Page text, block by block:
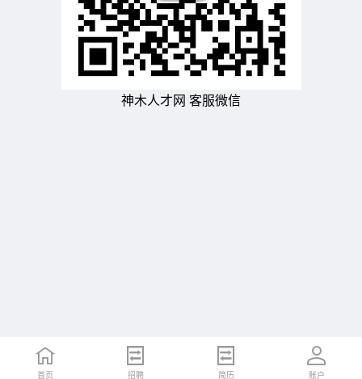
神木人才网 客服微信
首页 招聘 简历 账户